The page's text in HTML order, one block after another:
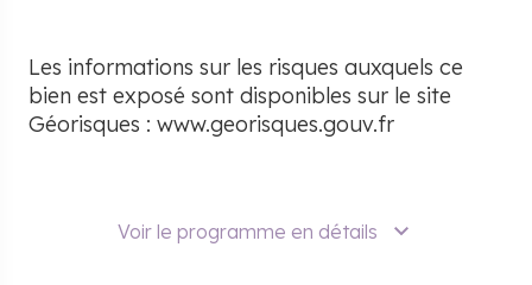
Les informations sur les risques auxquels ce
bien est exposé sont disponibles sur le site
Géorisques : www.georisques.gouv.fr
Voir le programme en détails